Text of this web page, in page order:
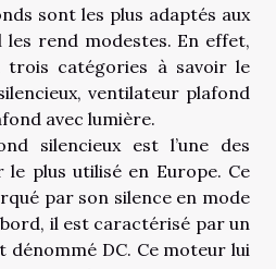
sont les plus adaptés aux
rend modestes. En effet,
catégories à savoir le
ventilateur plafond
avec lumière.
silencieux est l’une des
le plus utilisé en Europe. Ce
par son silence en mode
il est caractérisé par un
DC. Ce moteur lui